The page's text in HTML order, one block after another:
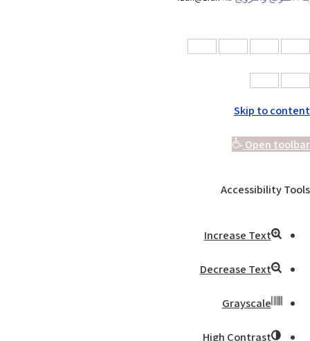
Skip to content
Open toolbar
Accessibility Tools
Increase Text
Decrease Text
Grayscale
High Contrast